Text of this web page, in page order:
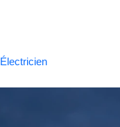
Électricien